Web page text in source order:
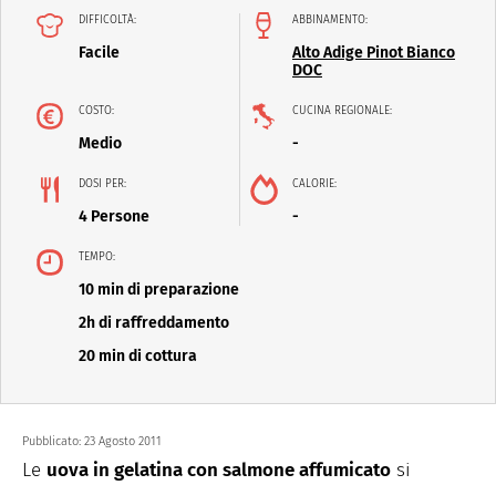
DIFFICOLTÀ:
Facile
ABBINAMENTO:
Alto Adige Pinot Bianco
DOC
COSTO:
Medio
CUCINA REGIONALE:
-
DOSI PER:
4 Persone
CALORIE:
-
TEMPO:
10 min di preparazione
2h di raffreddamento
20 min di cottura
Pubblicato: 23 Agosto 2011
Le uova in gelatina con salmone affumicato si